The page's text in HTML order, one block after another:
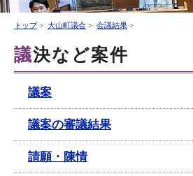
トップ> 大山町議会 > 会議結果 >
議決など案件
議案
議案の審議結果
請願・陳情